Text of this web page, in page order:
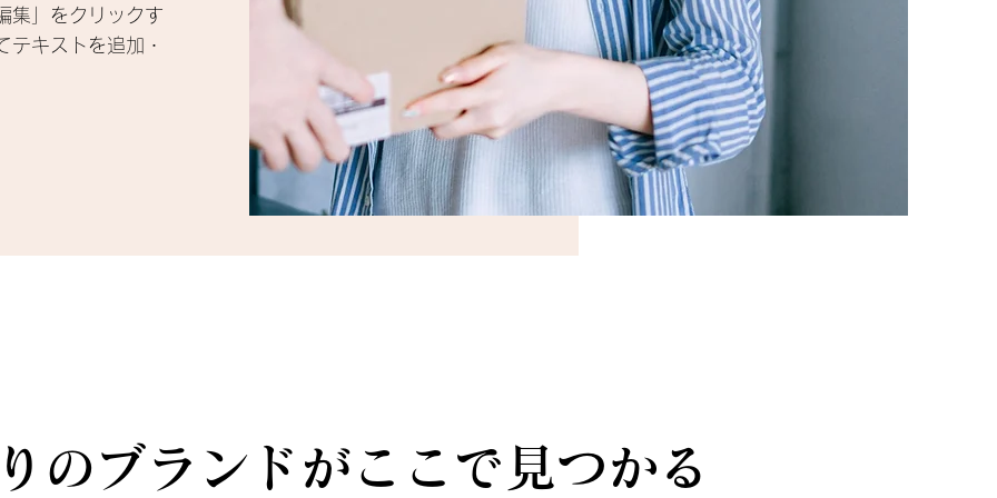
集」をクリックす
テキストを追加・
のブランドがここで見つかる